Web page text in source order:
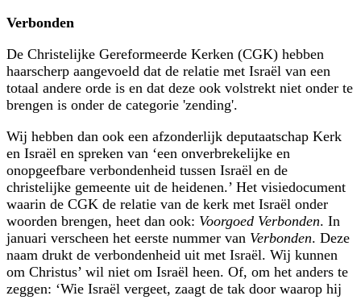
Verbonden
De Christelijke Gereformeerde Kerken (CGK) hebben
haarscherp aangevoeld dat de relatie met Israël van een
totaal andere orde is en dat deze ook volstrekt niet onder te
brengen is onder de categorie 'zending'.
Wij hebben dan ook een afzonderlijk deputaatschap Kerk
en Israël en spreken van ‘een onverbrekelijke en
onopgeefbare verbondenheid tussen Israël en de
christelijke gemeente uit de heidenen.’ Het visiedocument
waarin de CGK de relatie van de kerk met Israël onder
woorden brengen, heet dan ook: Voorgoed Verbonden. In
januari verscheen het eerste nummer van Verbonden. Deze
naam drukt de verbondenheid uit met Israël. Wij kunnen
om Christus’ wil niet om Israël heen. Of, om het anders te
zeggen: ‘Wie Israël vergeet, zaagt de tak door waarop hij